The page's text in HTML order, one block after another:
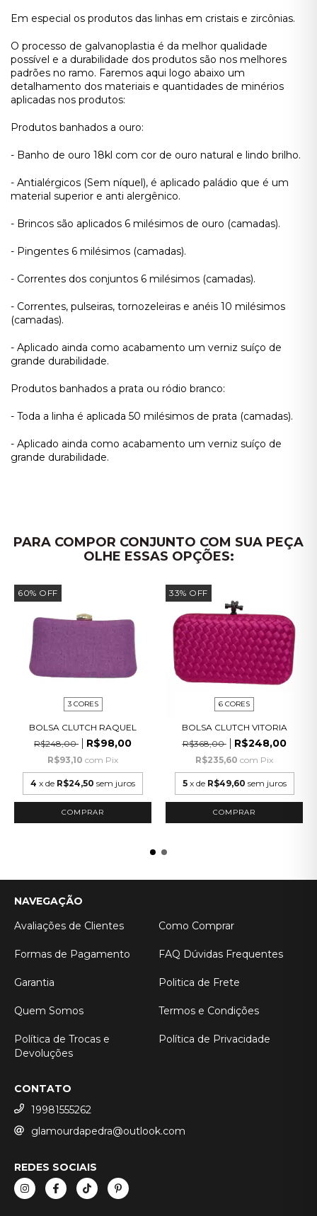
Em especial os produtos das linhas em cristais e zircônias.
O processo de galvanoplastia é da melhor qualidade
possível e a durabilidade dos produtos são nos melhores
padrões no ramo. Faremos aqui logo abaixo um
detalhamento dos materiais e quantidades de minérios
aplicadas nos produtos:
Produtos banhados a ouro:
- Banho de ouro 18kl com cor de ouro natural e lindo brilho.
- Antialérgicos (Sem níquel), é aplicado paládio que é um
material superior e anti alergênico.
- Brincos são aplicados 6 milésimos de ouro (camadas).
- Pingentes 6 milésimos (camadas).
- Correntes dos conjuntos 6 milésimos (camadas).
- Correntes, pulseiras, tornozeleiras e anéis 10 milésimos
(camadas).
- Aplicado ainda como acabamento um verniz suíço de
grande durabilidade.
Produtos banhados a prata ou ródio branco:
- Toda a linha é aplicada 50 milésimos de prata (camadas).
- Aplicado ainda como acabamento um verniz suíço de
grande durabilidade.
PARA COMPOR CONJUNTO COM SUA PEÇA
OLHE ESSAS OPÇÕES:
60% OFF
3 CORES
BOLSA CLUTCH RAQUEL
R$248,00
R$98,00
R$93,10 com Pix
4 x de R$24,50 sem juros
COMPRAR
33% OFF
6 CORES
BOLSA CLUTCH VITORIA
R$368,00
R$248,00
R$235,60 com Pix
5 x de R$49,60 sem juros
COMPRAR
NAVEGAÇÃO
Avaliações de Clientes
Como Comprar
Formas de Pagamento FAQ Dúvidas Frequentes
Garantia Politica de Frete
Quem Somos Termos e Condições
Política de Trocas e
Devoluções
Política de Privacidade
CONTATO
19981555262
glamourdapedra@outlook.com
REDES SOCIAIS